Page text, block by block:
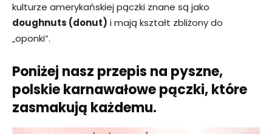
kulturze amerykańskiej pączki znane są jako
doughnuts (donut) i mają kształt zbliżony do
„oponki”.
Poniżej nasz przepis na pyszne,
polskie karnawałowe pączki, które
zasmakują każdemu.